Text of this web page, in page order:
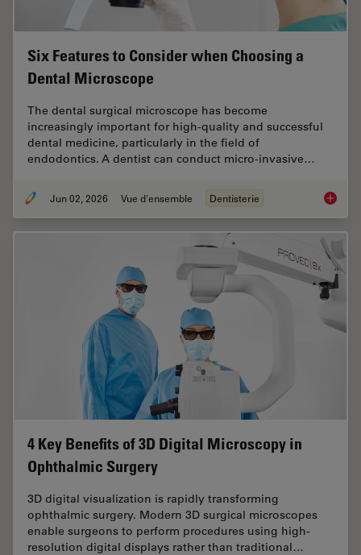
Six Features to Consider when Choosing a
Dental Microscope
The dental surgical microscope has become
increasingly important for high-quality and successful
dental medicine, particularly in the field of
endodontics. A dentist can conduct micro-invasive…
Jun 02, 2026 Vue d'ensemble Dentisterie Six
4 Key Benefits of 3D Digital Microscopy in
Ophthalmic Surgery
3D digital visualization is rapidly transforming
ophthalmic surgery. Modern 3D surgical microscopes
enable surgeons to perform procedures using high-
resolution digital displays rather than traditional…